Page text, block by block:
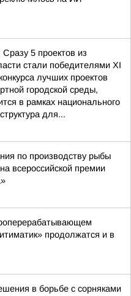
5 проектов из
стали победителями XI
лучших проектов
городской среды,
в рамках национального
для...
по производству рыбы
всероссийской премии
продолжатся и в
в борьбе с сорняками